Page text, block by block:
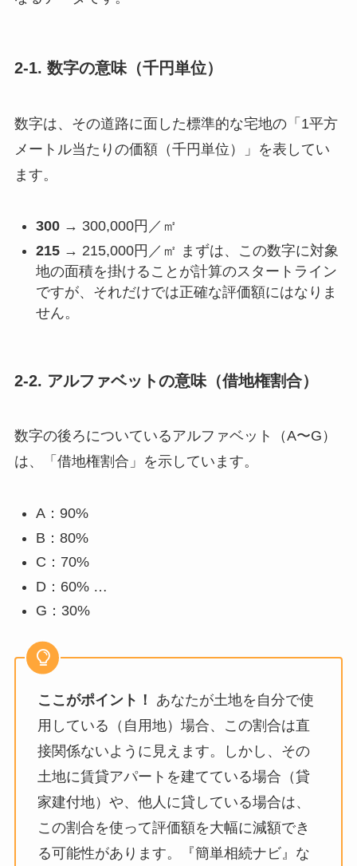
2-1. 数字の意味（千円単位）
数字は、その道路に面した標準的な宅地の「1平方
メートル当たりの価額（千円単位）」を表してい
ます。
300→ 300,000円／㎡
215→ 215,000円／㎡ まずは、この数字に対象
地の面積を掛けることが計算のスタートライン
ですが、それだけでは正確な評価額にはなりま
せん。
2-2. アルファベットの意味（借地権割合）
数字の後ろについているアルファベット（A〜G）
は、「借地権割合」を示しています。
A：90%
B：80%
C：70%
D：60% …
G：30%
ここがポイント！
あなたが土地を自分で使
用している（自用地）場合、この割合は直
接関係ないように見えます。しかし、その
土地に賃貸アパートを建てている場合（貸
家建付地）や、他人に貸している場合は、
この割合を使って評価額を大幅に減額でき
る可能性があります。『簡単相続ナビ』な